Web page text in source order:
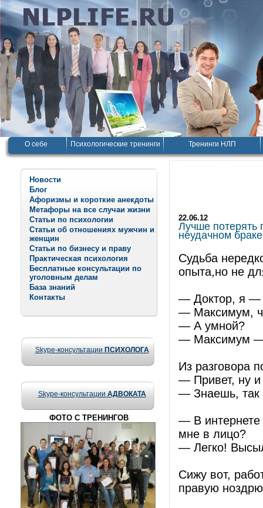
О себе Психологические тренинги Тренинги НЛП
Новости
Блог
Афоризмы и короткие анекдоты
Метафоры на все случаи жизни
Статьи по психологии
Статьи об отношениях мужчин и
женщин
Статьи по бизнесу и праву
Практическая психология
Бесплатные консультации по
уголовным делам
База знаний
Контакты
Skype-консультации ПСИХОЛОГА
Skype-консультации АДВОКАТА
ФОТО С ТРЕНИНГОВ
22.06.12
Лучше потерять
неудачном
Судьба
опыта,но не
— Доктор, я —
— Максимум,
— А умной?
— Максимум —
Из разговора
— Привет, ну и
— Знаешь, так
— В интернете
мне в лицо?
— Легко!
Cижу вот,
правую